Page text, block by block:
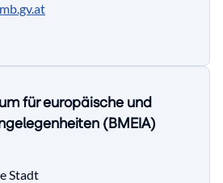
für europäische und
(BMEIA)
Stadt